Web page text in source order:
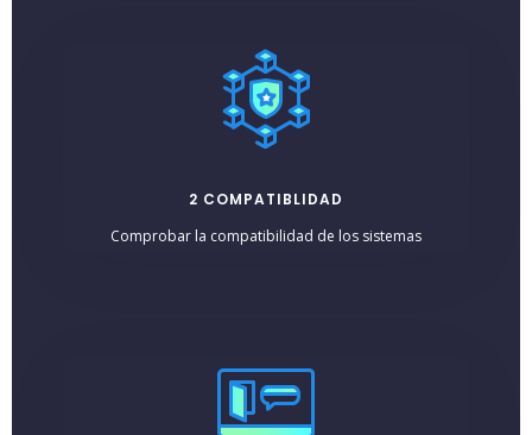
2 COMPATIBLIDAD
Comprobar la compatibilidad de los sistemas